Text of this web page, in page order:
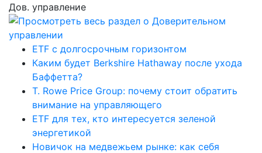
Дов. управление
ETF с долгосрочным горизонтом
Каким будет Berkshire Hathaway после ухода
Баффетта?
T. Rowe Price Group: почему стоит обратить
внимание на управляющего
ETF для тех, кто интересуется зеленой
энергетикой
Новичок на медвежьем рынке: как себя